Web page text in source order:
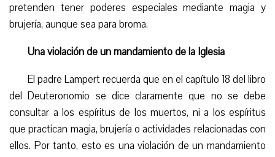
pretenden tener poderes especiales mediante magia y
brujería, aunque sea para broma.
Una violación de un mandamiento de la Iglesia
El padre Lampert recuerda que en el capítulo 18 del libro
del Deuteronomio se dice claramente que no se debe
consultar a los espíritus de los muertos, ni a los espíritus
que practican magia, brujería o actividades relacionadas con
ellos. Por tanto, esto es una violación de un mandamiento